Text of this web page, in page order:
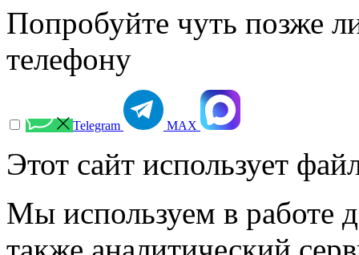
Попробуйте чуть позже
телефону
Telegram МАХ
Этот сайт использует
Мы используем в работе